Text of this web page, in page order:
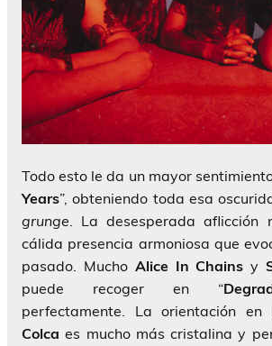
Todo esto le da un mayor
Years”, obteniendo toda esa
grunge. La desesperada aflicción
cálida presencia armoniosa que
pasado. Mucho Alice In Chains y
puede recoger en “
perfectamente. La orientación en
Colca es mucho más cristalina y